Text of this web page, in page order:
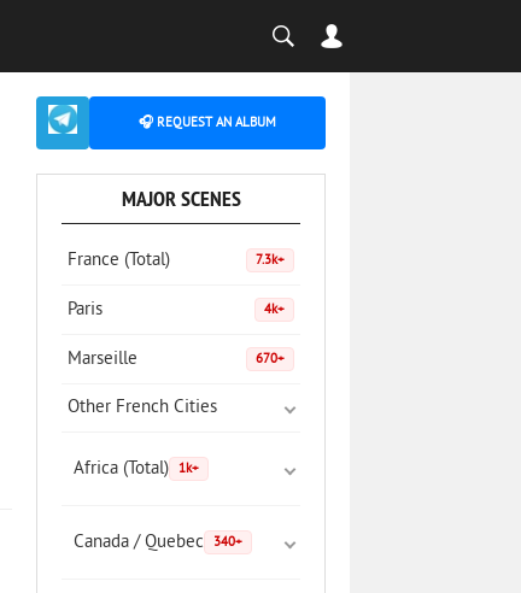
🎧 REQUEST AN ALBUM
MAJOR SCENES
France (Total) 7.3k+
Paris 4k+
Marseille 670+
Other French Cities
Africa (Total) 1k+
Canada / Quebec 340+